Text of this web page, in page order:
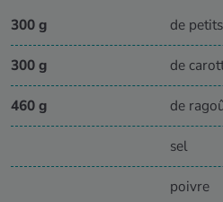
300 g de
300 g de
460 g de
sel
poivre